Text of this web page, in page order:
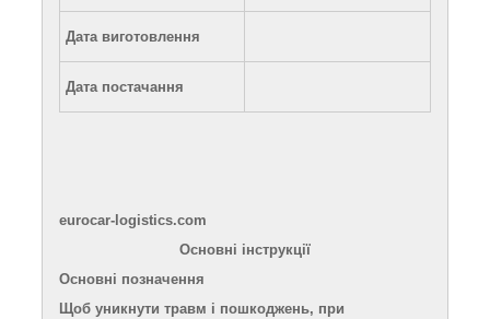
Дата виготовлення
Дата постачання
eurocar-logistics.com
Основні інструкції
Основні позначення
Щоб уникнути травм і пошкоджень, при